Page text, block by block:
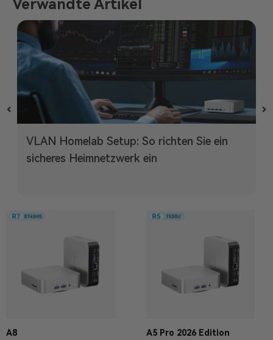
Verwandte Artikel
VLAN Homelab Setup: So richten Sie ein
sicheres Heimnetzwerk ein
A8
A5 Pro 2026 Edition